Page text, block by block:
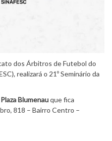
dos Árbitros de Futebol do
realizará o 21º Seminário da
Blumenauque fica
818 – Bairro Centro –